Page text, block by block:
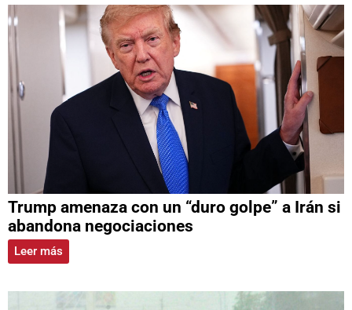
Trump amenaza con un “duro golpe” a Irán si
abandona negociaciones
Leer más